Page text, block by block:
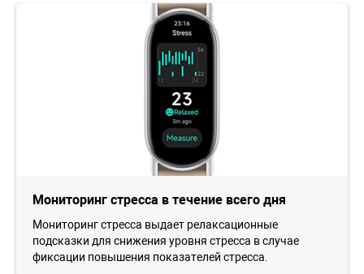
Мониторинг стресса в течение всего дня
Мониторинг стресса выдает релаксационные
подсказки для снижения уровня стресса в случае
фиксации повышения показателей стресса.